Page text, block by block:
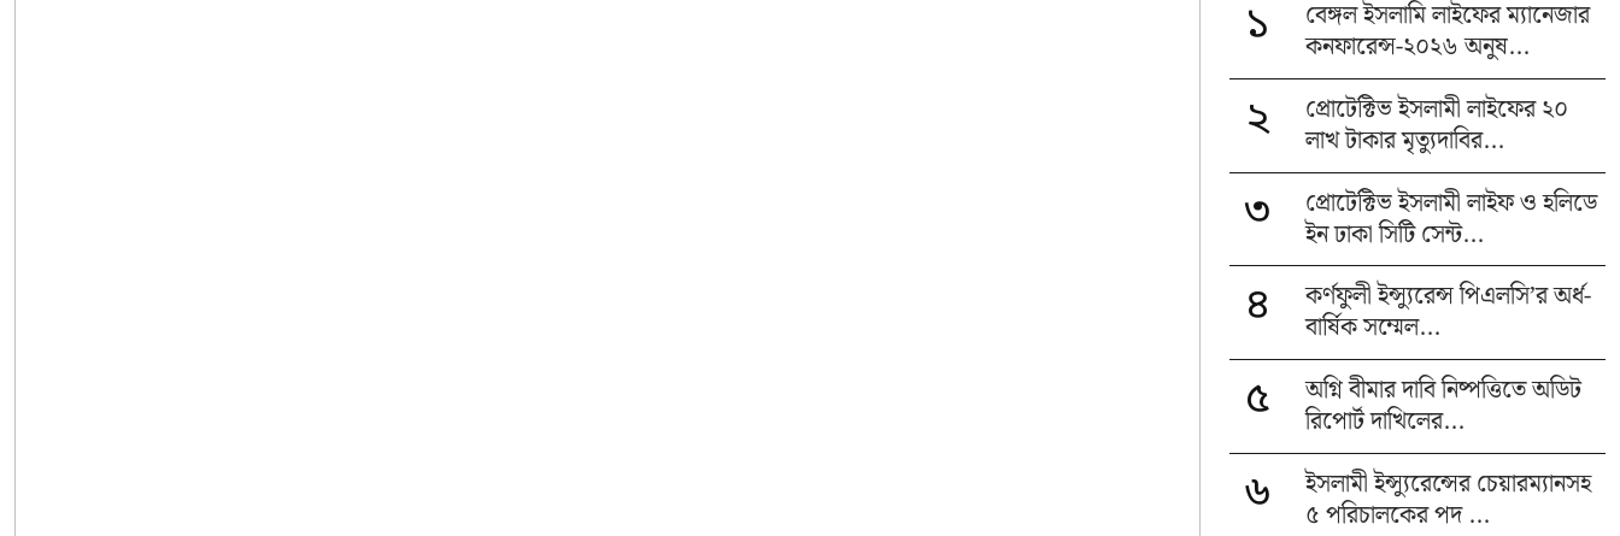
১
বেঙ্গল ইসলামি লাইফের ম্যানেজার
কনফারেন্স-২০২৬ অনুষ...
২
প্রোটেক্টিভ ইসলামী লাইফের ২০
লাখ টাকার মৃত্যুদাবির...
৩
প্রোটেক্টিভ ইসলামী লাইফ ও হলিডে
ইন ঢাকা সিটি সেন্ট...
৪
কর্ণফুলী ইন্স্যুরেন্স পিএলসি’র অর্ধ-
বার্ষিক সম্মেল...
৫
অগ্নি বীমার দাবি নিষ্পত্তিতে অডিট
রিপোর্ট দাখিলের...
৬
ইসলামী ইন্স্যুরেন্সের চেয়ারম্যানসহ
৫ পরিচালকের পদ ...